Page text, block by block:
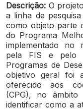
Descrição: O
a linha de
como objeto parte
do Programa
implementado no
pela FIS e pelo
Programas de
objetivo geral foi
oferecido aos
(CPG), no âmbito
identificar como a